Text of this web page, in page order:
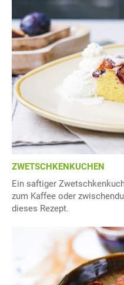
ZWETSCHKENKUCHEN
Ein saftiger
zum Kaffee oder
dieses Rezept.